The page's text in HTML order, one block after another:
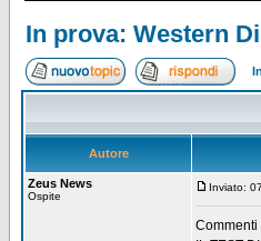
In prova: Western
Autore
Zeus News
Ospite
Inviato: